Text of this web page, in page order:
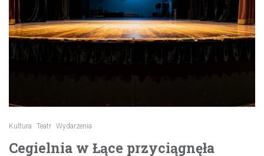
Kultura Teatr Wydarzenia
Cegielnia w Łące przyciągnęła